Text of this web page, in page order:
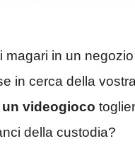
magari in un
in cerca della
videogioco
della custodia?